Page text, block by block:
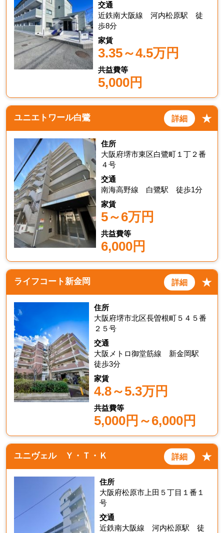
交通
近鉄南大阪線 河内松原駅 徒
歩8分
家賃
3.35～4.5万円
共益費等
5,000円
ユニエトワール白鷺 ★
詳細
住所
大阪府堺市東区白鷺町１丁２番
４号
交通
南海高野線 白鷺駅 徒歩1分
家賃
5～6万円
共益費等
6,000円
ライフコート新金岡 ★
詳細
住所
大阪府堺市北区長曽根町５４５番
２５号
交通
大阪メトロ御堂筋線 新金岡駅
徒歩3分
家賃
4.8～5.3万円
共益費等
5,000円～6,000円
ユニヴェル Ｙ・Ｔ・Ｋ ★
詳細
住所
大阪府松原市上田５丁目１番１
号
交通
近鉄南大阪線 河内松原駅 徒